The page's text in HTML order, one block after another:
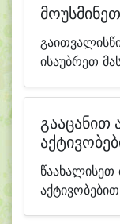
ისაუბრეთ
წაახალისეთ